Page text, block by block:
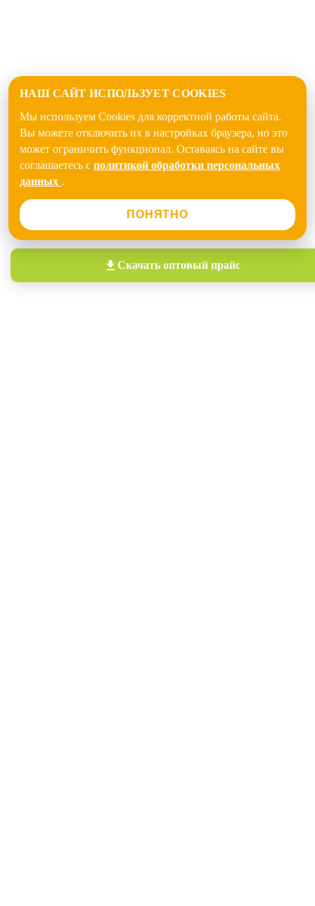
НАШ САЙТ ИСПОЛЬЗУЕТ COOKIES
Мы используем Cookies для корректной работы сайта.
Вы можете отключить их в настройках браузера, но это
может ограничить функционал. Оставаясь на сайте вы
соглашаетесь с политикой обработки персональных
данных .
ПОНЯТНО
Скачать оптовый прайс